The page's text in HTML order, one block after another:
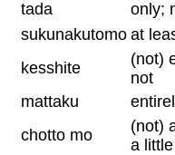
tada
only;
sukunakutomo at
kesshite
(not)
not
mattaku
chotto mo
(not)
a